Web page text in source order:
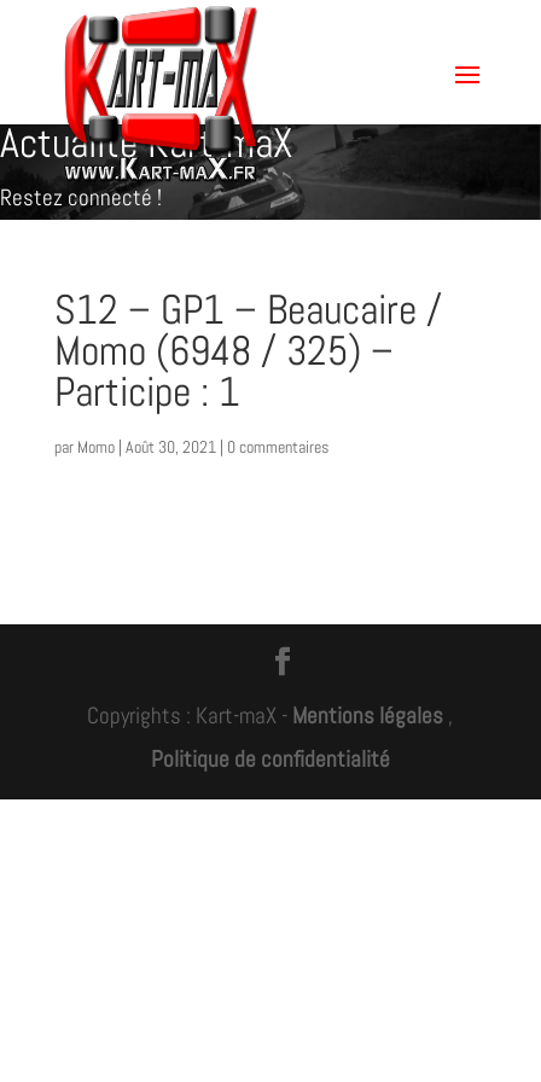
Actualité Kart-maX
Restez connecté !
S12 – GP1 – Beaucaire /
Momo (6948 / 325) –
Participe : 1
par Momo| Août 30, 2021| 0 commentaires
Copyrights : Kart-maX - Mentions légales ,
Politique de confidentialité